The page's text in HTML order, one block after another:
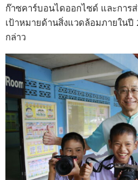
ก๊าซคาร์บอนไดออกไซด์ และการส่
เป้าหมายด้านสิ่งแวดล้อมภายในปี
กล่าว